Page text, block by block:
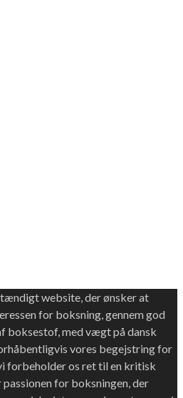
website, der ønsker at
for boksning, gennem god
med vægt på dansk
vores begejstring for
forbeholder os ret til en kritisk
for boksningen, der